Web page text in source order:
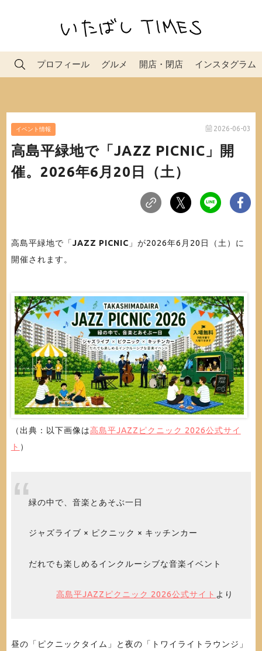
プロフィール グルメ 開店・閉店 インスタグラム
イベント情報 2026-06-03
高島平緑地で「JAZZ PICNIC」開
催。2026年6月20日（土）
高島平緑地で「JAZZ PICNIC 」が2026年6月20日（土）に
開催されます。
（出典：以下画像は高島平JAZZピクニック 2026公式サイ
ト ）
緑の中で、音楽とあそぶ一日
ジャズライブ × ピクニック × キッチンカー
だれでも楽しめるインクルーシブな音楽イベント
高島平JAZZピクニック 2026公式サイト より
昼の「ピクニックタイム」と夜の「トワイライトラウンジ」